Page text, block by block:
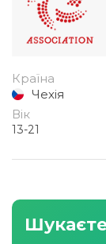
Країна
Чехія
Вік
13-21